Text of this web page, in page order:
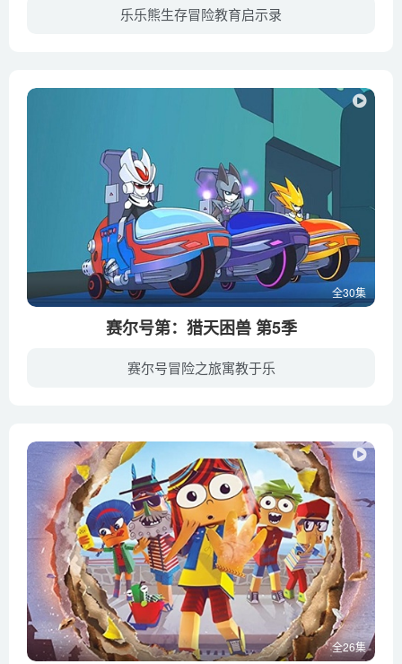
乐乐熊生存冒险教育启示录
全30集
赛尔号第：猎天困兽 第5季
赛尔号冒险之旅寓教于乐
全26集